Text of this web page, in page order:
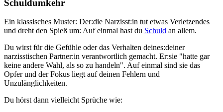
Schuldumkehr
Ein klassisches Muster: Der:die Narzisst:in tut etwas Verletzendes
und dreht den Spieß um: Auf einmal hast du Schuld an allem.
Du wirst für die Gefühle oder das Verhalten deines:deiner
narzisstischen Partner:in verantwortlich gemacht. Er:sie "hatte gar
keine andere Wahl, als so zu handeln". Auf einmal sind sie das
Opfer und der Fokus liegt auf deinen Fehlern und
Unzulänglichkeiten.
Du hörst dann vielleicht Sprüche wie: